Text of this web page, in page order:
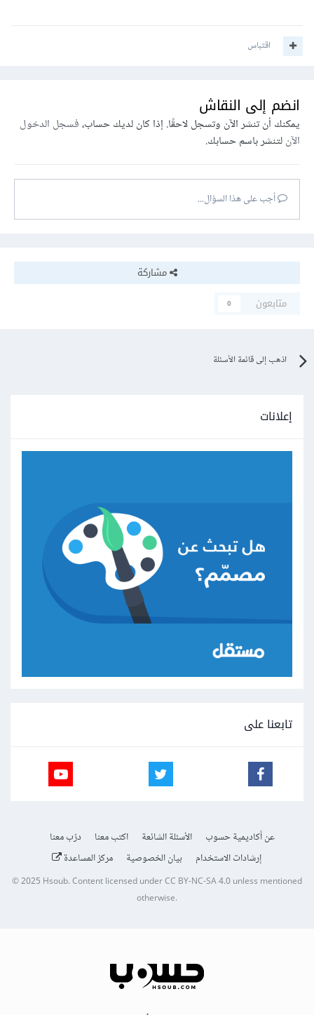
اقتباس
انضم إلى النقاش
يمكنك أن تنشر الآن وتسجل لاحقًا. إذا كان لديك حساب،فسجل الدخول
الآنلتنشر باسم حسابك.
أجب على هذا السؤال...
مشاركة
متابعون
0
اذهب إلى قائمة الأسئلة
إعلانات
تابعنا على
عن أكاديمية حسوب الأسئلة الشائعة اكتب معنا
درّب معنا
إرشادات الاستخدام
بيان الخصوصية مركز المساعدة
© 2025Hsoub.Content licensed underCC BY-NC-SA 4.0unless mentioned
otherwise.